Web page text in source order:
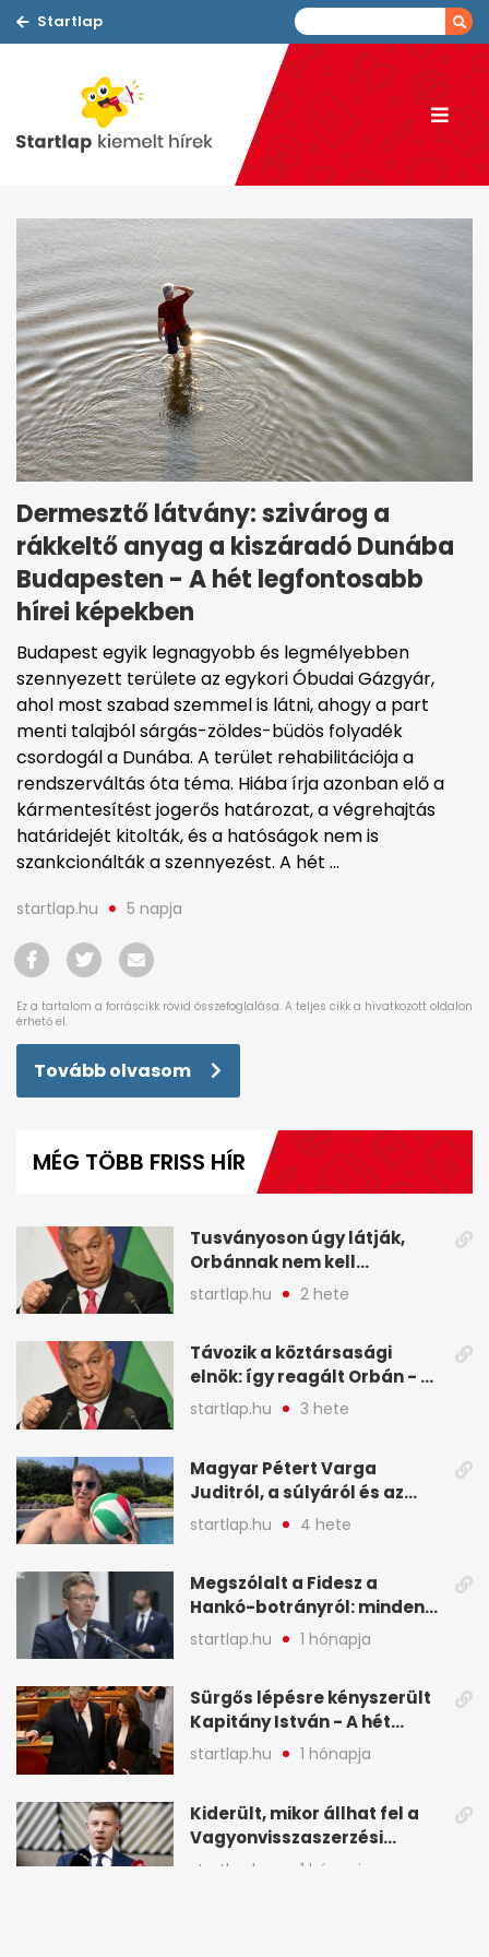
Startlap
Dermesztő látvány: szivárog a
rákkeltő anyag a kiszáradó Dunába
Budapesten - A hét legfontosabb
hírei képekben
Budapest egyik legnagyobb és legmélyebben
szennyezett területe az egykori Óbudai Gázgyár,
ahol most szabad szemmel is látni, ahogy a part
menti talajból sárgás-zöldes-büdös folyadék
csordogál a Dunába. A terület rehabilitációja a
rendszerváltás óta téma. Hiába írja azonban elő a
kármentesítést jogerős határozat, a végrehajtás
határidejét kitolták, és a hatóságok nem is
szankcionálták a szennyezést. A hét ...
startlap.hu 5 napja
Tovább olvasom
MÉG TÖBB FRISS HÍR
Tusványoson úgy látják,
Orbánnak nem kell
változtatnia - A hét
legfontosabb hírei
startlap.hu 2 hete
Távozik a köztársasági
elnök: így reagált Orbán - A
hét legfontosabb hírei
képekben
startlap.hu 3 hete
Magyar Pétert Varga
Juditról, a súlyáról és az
alvásidejéről is faggatták a
Redditen, sok kérdésre sírva
A hét legfontosabb hírei
képekben
startlap.hu 4 hete
Megszólalt a Fidesz a
Hankó-botrányról: minden
forint jó helyre ment - A hét
legfontosabb hírei
startlap.hu 1 hónapja
Sürgős lépésre kényszerült
Kapitány István - A hét
legfontosabb hírei
képekben
startlap.hu 1 hónapja
Kiderült, mikor állhat fel a
Vagyonvisszaszerzési
Hivatal - A hét legfontosabb
startlap.hu 1 hónapja